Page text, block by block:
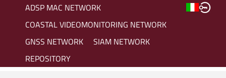
ADSP MAC NETWORK
COASTAL VIDEOMONITORING NETWORK
GNSS NETWORK
SIAM NETWORK
REPOSITORY